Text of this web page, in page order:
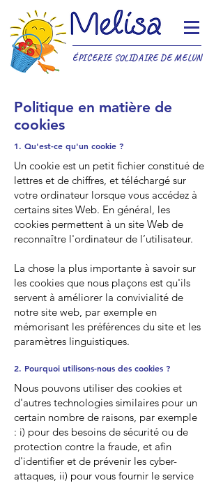
ÉPICERIE SOLIDAIRE DE MELUN
Politique en matière de
cookies
1. Qu'est-ce qu'un cookie ?
Un cookie est un petit fichier constitué de
lettres et de chiffres, et téléchargé sur
votre ordinateur lorsque vous accédez à
certains sites Web. En général, les
cookies permettent à un site Web de
reconnaître l'ordinateur de l’utilisateur.
La chose la plus importante à savoir sur
les cookies que nous plaçons est qu'ils
servent à améliorer la convivialité de
notre site web, par exemple en
mémorisant les préférences du site et les
paramètres linguistiques.
2. Pourquoi utilisons-nous des cookies ?
Nous pouvons utiliser des cookies et
d'autres technologies similaires pour un
certain nombre de raisons, par exemple
: i) pour des besoins de sécurité ou de
protection contre la fraude, et afin
d'identifier et de prévenir les cyber-
attaques, ii) pour vous fournir le service